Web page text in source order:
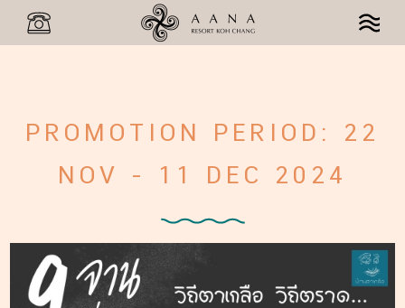
PROMOTION PERIOD: 22
NOV - 11 DEC 2024